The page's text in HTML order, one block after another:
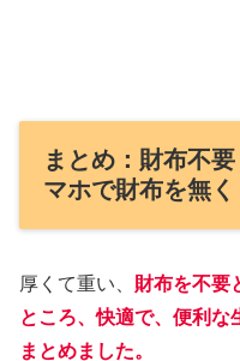
まとめ：財布不
マホで財布を無
厚くて重い、 財布を不要
ところ、快適で、便利な
まとめました。